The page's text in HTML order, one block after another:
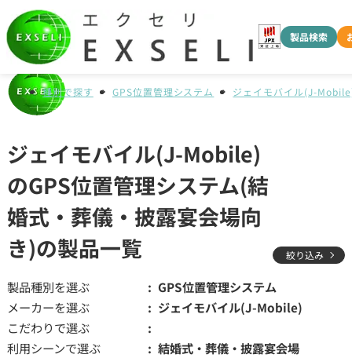
製品検索
種別で探す GPS位置管理システム ジェイモバイル(J-
ジェイモバイル(J-Mobile)
のGPS位置管理システム(結
婚式・葬儀・披露宴会場向
き)の製品一覧
絞り込み
製品種別を選ぶ
GPS位置管理システム
メーカーを選ぶ
ジェイモバイル(J-Mobile)
こだわりで選ぶ
利用シーンで選ぶ
結婚式・葬儀・披露宴会場